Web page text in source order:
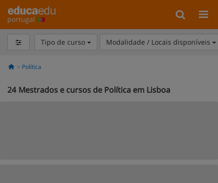
portugal
Tipo de curso Modalidade / Locais disponíveis
Política
24 Mestrados e cursos de Política em Lisboa